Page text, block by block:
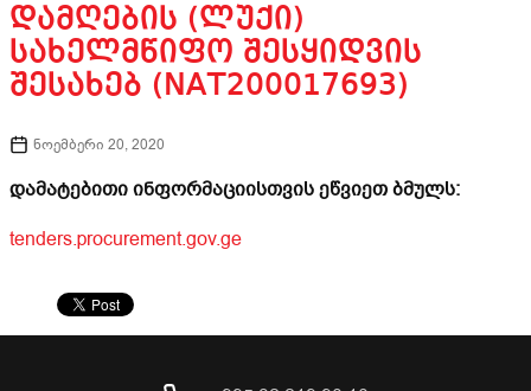
ᲓᲐᲛᲦᲔᲑᲘᲡ (ᲚᲣᲥᲘ)
ᲡᲐᲮᲔᲚᲛᲬᲘᲤᲝ ᲨᲔᲡᲧᲘᲓᲕᲘᲡ
ᲨᲔᲡᲐᲮᲔᲑ (NAT200017693)
ნოემბერი 20, 2020
დამატებითი ინფორმაციისთვის ეწვიეთ ბმულს:
tenders.procurement.gov.ge